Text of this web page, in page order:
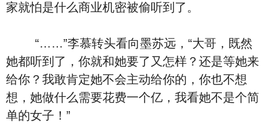
家就怕是什么商业机密被偷听到了。
“……”李慕转头看向墨苏远，“大哥，既然
她都听到了，你就和她要了又怎样？还是等她来
给你？我敢肯定她不会主动给你的，你也不想
想，她做什么需要花费一个亿，我看她不是个简
单的女子！”